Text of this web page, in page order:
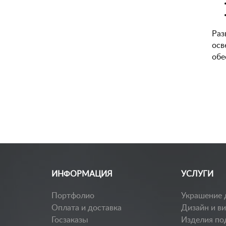
ИНФОРМАЦИЯ
Портфолио
Оплата и доставка
Госзаказы
УСЛУГИ
Украшение
Дизайн и
Изделия